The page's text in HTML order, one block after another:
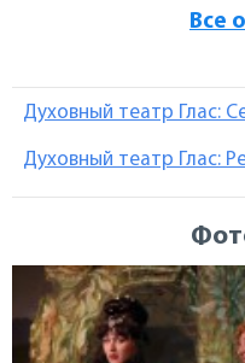
Все
Духовный театр Глас:
Духовный театр Глас: